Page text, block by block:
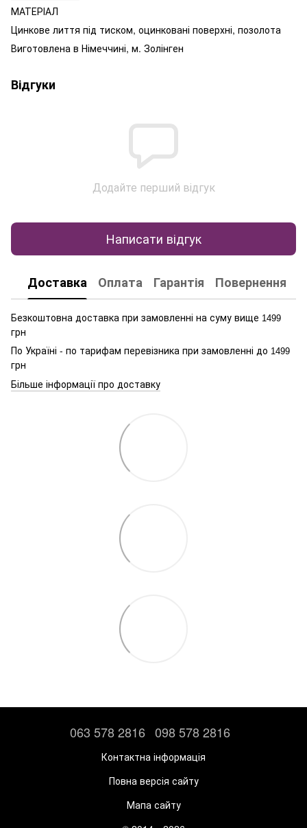
МАТЕРІАЛ
Цинкове лиття під тиском, оцинковані поверхні, позолота
Виготовлена в Німеччині, м. Золінген
Відгуки
Додайте перший відгук
Написати відгук
Доставка Оплата Гарантія Повернення
Безкоштовна доставка при замовленні на суму вище 1499
грн
По Україні - по тарифам перевізника при замовленні до 1499
грн
Більше інформації про доставку
063 578 2816 098 578 2816
Контактна інформація
Повна версія сайту
Мапа сайту